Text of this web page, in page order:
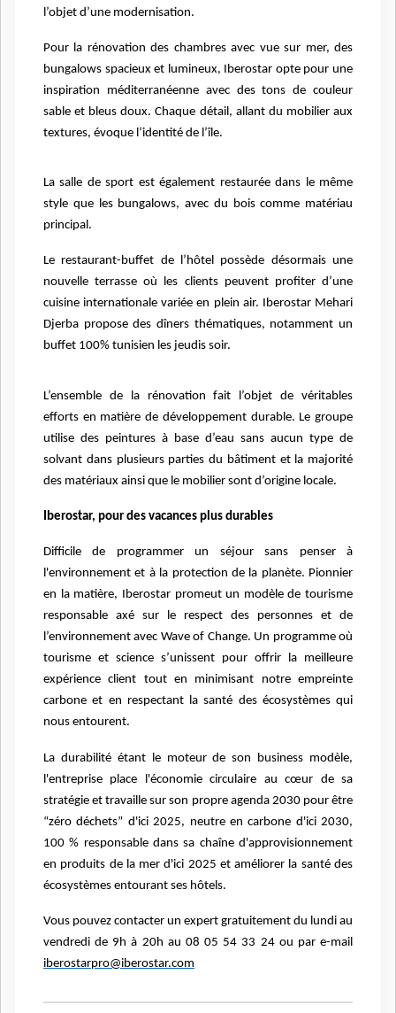
l’objet d’une modernisation.
Pour la rénovation des chambres avec vue sur mer, des
bungalows spacieux et lumineux, Iberostar opte pour une
inspiration méditerranéenne avec des tons de couleur
sable et bleus doux. Chaque détail, allant du mobilier aux
textures, évoque l’identité de l’île.
La salle de sport est également restaurée dans le même
style que les bungalows, avec du bois comme matériau
principal.
Le restaurant-buffet de l’hôtel possède désormais une
nouvelle terrasse où les clients peuvent profiter d’une
cuisine internationale variée en plein air. Iberostar Mehari
Djerba propose des dîners thématiques, notamment un
buffet 100% tunisien les jeudis soir.
L’ensemble de la rénovation fait l’objet de véritables
efforts en matière de développement durable. Le groupe
utilise des peintures à base d’eau sans aucun type de
solvant dans plusieurs parties du bâtiment et la majorité
des matériaux ainsi que le mobilier sont d’origine locale.
Iberostar, pour des vacances plus durables
Difficile de programmer un séjour sans penser à
l'environnement et à la protection de la planète. Pionnier
en la matière, Iberostar promeut un modèle de tourisme
responsable axé sur le respect des personnes et de
l’environnement avec Wave of Change. Un programme où
tourisme et science s’unissent pour offrir la meilleure
expérience client tout en minimisant notre empreinte
carbone et en respectant la santé des écosystèmes qui
nous entourent.
La durabilité étant le moteur de son business modèle,
l'entreprise place l'économie circulaire au cœur de sa
stratégie et travaille sur son propre agenda 2030 pour être
“zéro déchets” d'ici 2025, neutre en carbone d'ici 2030,
100 % responsable dans sa chaîne d'approvisionnement
en produits de la mer d'ici 2025 et améliorer la santé des
écosystèmes entourant ses hôtels.
Vous pouvez contacter un expert gratuitement du lundi au
vendredi de 9h à 20h au 08 05 54 33 24 ou par e-mail
iberostarpro@iberostar.com